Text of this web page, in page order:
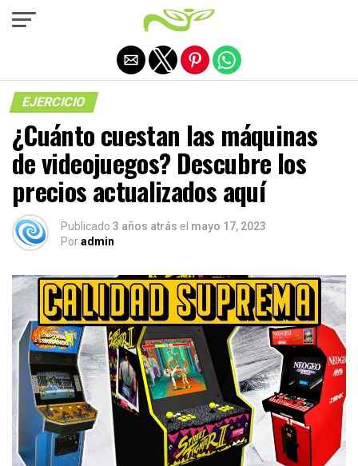
EJERCICIO
¿Cuánto cuestan las máquinas
de videojuegos? Descubre los
precios actualizados aquí
Publicado 3 años atrás el mayo 17, 2023
Poradmin
Salir de la versión móvil